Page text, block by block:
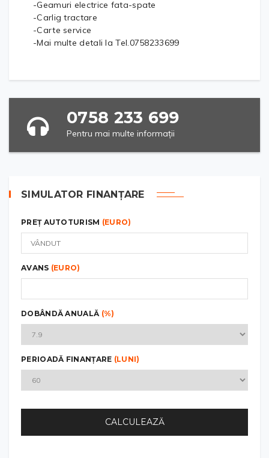
-Geamuri electrice fata-spate
-Carlig tractare
-Carte service
-Mai multe detali la Tel.0758233699
0758 233 699
Pentru mai multe informații
SIMULATOR FINANȚARE
PREȚ AUTOTURISM (EURO)
AVANS (EURO)
DOBÂNDĂ ANUALĂ (%)
PERIOADĂ FINANȚARE (LUNI)
CALCULEAZĂ